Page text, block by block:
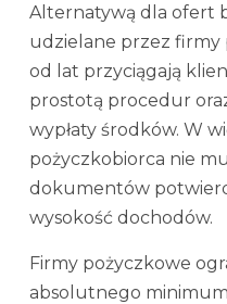
Alternatywą dla ofert
udzielane przez firmy
od lat przyciągają
prostotą procedur
wypłaty środków. W
pożyczkobiorca nie
dokumentów
wysokość dochodów.
Firmy pożyczkowe
absolutnego